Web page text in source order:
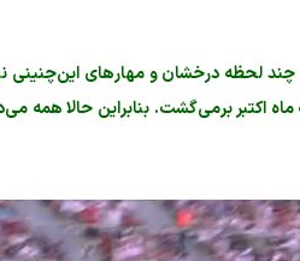
لحظه درخشان و مهارهای این‌چنینی
اکتبر برمی‌گشت. بنابراین حالا همه